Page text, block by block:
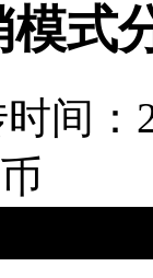
式
时间